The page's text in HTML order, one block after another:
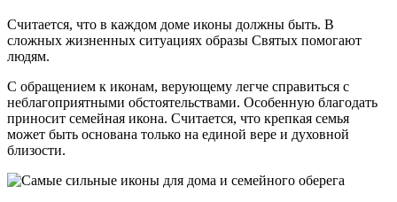
Считается, что в каждом доме иконы должны быть. В
сложных жизненных ситуациях образы Святых помогают
людям.
С обращением к иконам, верующему легче справиться с
неблагоприятными обстоятельствами. Особенную благодать
приносит семейная икона. Считается, что крепкая семья
может быть основана только на единой вере и духовной
близости.